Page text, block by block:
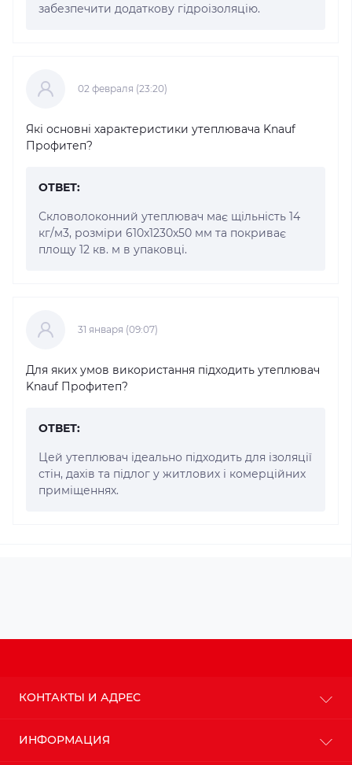
забезпечити додаткову гідроізоляцію.
02 февраля (23:20)
Які основні характеристики утеплювача Knauf
Профитеп?
ОТВЕТ:
Скловолоконний утеплювач має щільність 14
кг/м3, розміри 610x1230x50 мм та покриває
площу 12 кв. м в упаковці.
31 января (09:07)
Для яких умов використання підходить утеплювач
Knauf Профитеп?
ОТВЕТ:
Цей утеплювач ідеально підходить для ізоляції
стін, дахів та підлог у житлових і комерційних
приміщеннях.
КОНТАКТЫ И АДРЕС
ИНФОРМАЦИЯ